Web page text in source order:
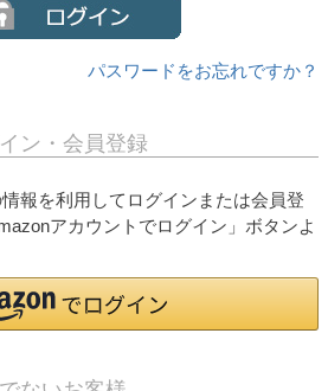
パスワードをお忘れですか？
ン・会員登録
報を利用してログインまたは会員登
アカウントでログイン」ボタンよ